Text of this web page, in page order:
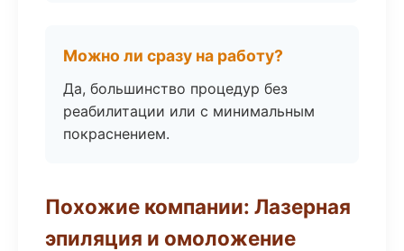
Можно ли сразу на работу?
Да, большинство процедур без
реабилитации или с минимальным
покраснением.
Похожие компании: Лазерная
эпиляция и омоложение